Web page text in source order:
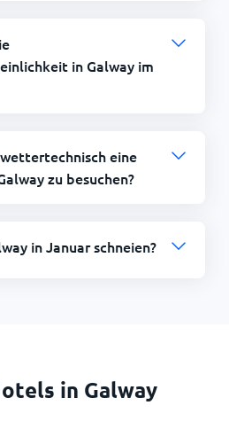
in Galway im
eine
zu besuchen?
in Januar schneien?
in Galway